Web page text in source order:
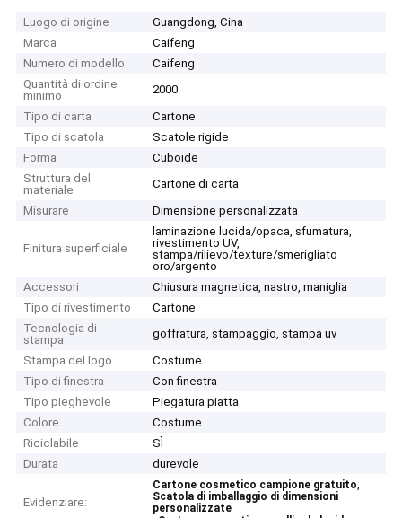
Luogo di origine
Guangdong, Cina
Marca
Caifeng
Numero di modello
Caifeng
Quantità di ordine
minimo
2000
Tipo di carta
Cartone
Tipo di scatola
Scatole rigide
Forma
Cuboide
Struttura del
materiale
Cartone di carta
Misurare
Dimensione personalizzata
Finitura superficiale
laminazione lucida/opaca, sfumatura,
rivestimento UV,
stampa/rilievo/texture/smerigliato
oro/argento
Accessori
Chiusura magnetica, nastro, maniglia
Tipo di rivestimento
Cartone
Tecnologia di
stampa
goffratura, stampaggio, stampa uv
Stampa del logo
Costume
Tipo di finestra
Con finestra
Tipo pieghevole
Piegatura piatta
Colore
Costume
Riciclabile
SÌ
Durata
durevole
Evidenziare:
Cartone cosmetico campione gratuito,
Scatola di imballaggio di dimensioni
personalizzate